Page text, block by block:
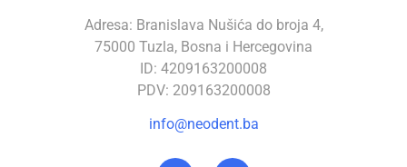
Adresa: Branislava Nušića do broja 4,
75000 Tuzla, Bosna i Hercegovina
ID: 4209163200008
PDV: 209163200008
info@neodent.ba